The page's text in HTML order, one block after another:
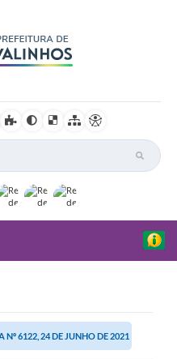
Nº 6122, 24 DE JUNHO DE 2021